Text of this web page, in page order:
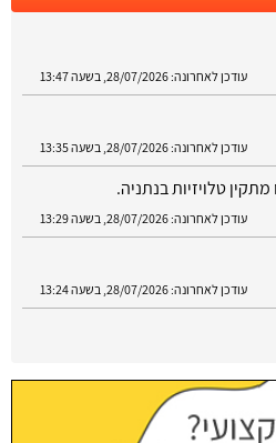
עודכן לאחרונה: 28/07/2026, בשעה 13:47
עודכן לאחרונה: 28/07/2026, בשעה 13:35
טלויזיות בנתניה.
עודכן לאחרונה: 28/07/2026, בשעה 13:29
עודכן לאחרונה: 28/07/2026, בשעה 13:24